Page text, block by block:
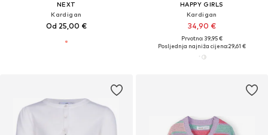
NEXT
Kardigan
Od 25,00 €
HAPPY GIRLS
Kardigan
34,90 €
Prvotno: 39,95 €
Posljednja najniža cijena:29,61 €